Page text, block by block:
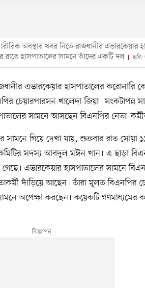
অবস্থার খবর নিতে রাজধানীর এভারকেয়ার
রাতে হাসপাতালের সামনে তাঁদের একটি দল
ছবি:
এভারকেয়ার হাসপাতালের করোনারি
চেয়ারপারসন খালেদা জিয়া। সংকটাপন্ন
সামনে আসছেন বিএনপির
গিয়ে দেখা যায়, শুক্রবার রাত সোয়া
সদস্য আবদুল মঈন খান। এ ছাড়া
এভারকেয়ার হাসপাতালের সামনে
দাঁড়িয়ে আছেন। তাঁরা মূলত বিএনপির
অপেক্ষা করছেন। কয়েকটি গণমাধ্যমের